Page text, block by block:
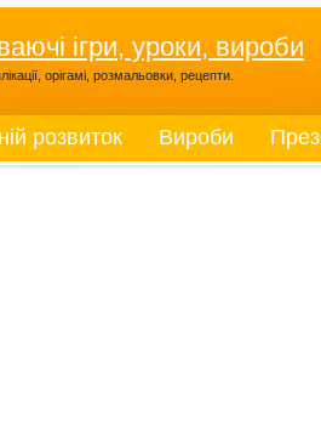
ігри, уроки, вироби
орігамі, розмальовки, рецепти.
розвиток Вироби